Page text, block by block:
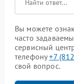
Вы можете
часто
сервисный
телефону+7
свой вопрос.